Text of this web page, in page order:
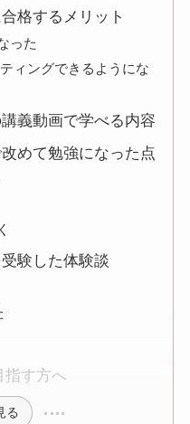
格するメリット
った
ィングできるようにな
義動画で学べる内容
めて勉強になった点
験した体験談
指す方へ
る